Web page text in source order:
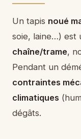
Un tapis noué
soie, laine…) est
chaîne/trame,
Pendant un
contraintes
climatiques
dégâts.